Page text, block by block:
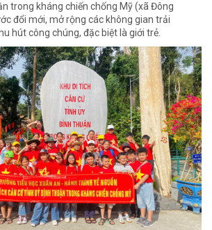
trong kháng chiến chống Mỹ (xã Đông
đổi mới, mở rộng các không gian trải
hút công chúng, đặc biệt là giới trẻ.